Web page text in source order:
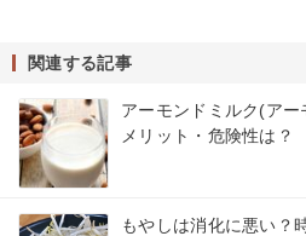
関連する記事
アーモンドミルク(ア
メリット・危険性は？
もやしは消化に悪い？